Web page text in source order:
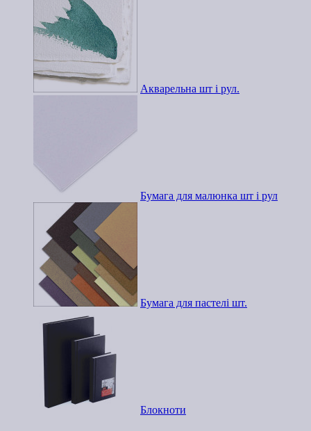
Акварельна шт і рул.
Бумага для малюнка шт і рул
Бумага для пастелі шт.
Блокноти